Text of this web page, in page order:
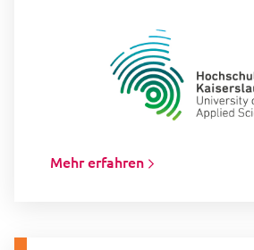
Mehr erfahren